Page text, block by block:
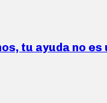
tu ayuda no es